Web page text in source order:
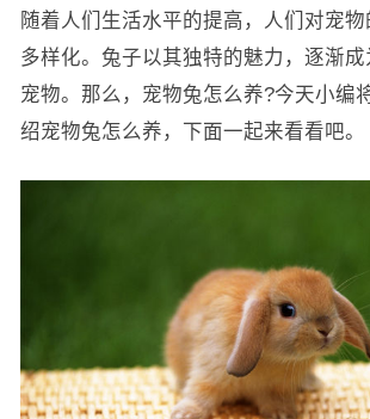
随着人们生活水平的提高，人们对宠
多样化。兔子以其独特的魅力，逐渐
宠物。那么，宠物兔怎么养?今天小编
绍宠物兔怎么养，下面一起来看看吧。